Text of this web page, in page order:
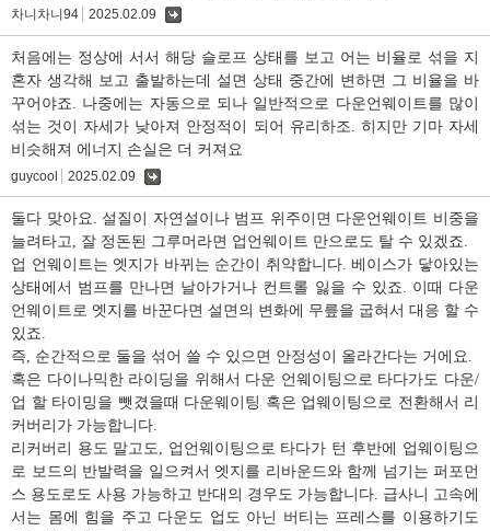
차니차니94 2025.02.09
처음에는 정상에 서서 해당 슬로프 상태를 보고 어는 비율로 섞을 지
혼자 생각해 보고 출발하는데 설면 상태 중간에 변하면 그 비율을 바
꾸어야죠. 나중에는 자동으로 되나 일반적으로 다운언웨이트를 많이
섞는 것이 자세가 낮아져 안정적이 되어 유리하조. 히지만 기마 자세
비슷해져 에너지 손실은 더 커져요
guycool 2025.02.09
둘다 맞아요. 설질이 자연설이나 범프 위주이면 다운언웨이트 비중을
늘려타고, 잘 정돈된 그루머라면 업언웨이트 만으로도 탈 수 있겠죠.
업 언웨이트는 엣지가 바뀌는 순간이 취약합니다. 베이스가 닿아있는
상태에서 범프를 만나면 날아가거나 컨트롤 잃을 수 있죠. 이때 다운
언웨이트로 엣지를 바꾼다면 설면의 변화에 무릎을 굽혀서 대응 할 수
있죠.
즉, 순간적으로 둘을 섞어 쓸 수 있으면 안정성이 올라간다는 거에요.
혹은 다이나믹한 라이딩을 위해서 다운 언웨이팅으로 타다가도 다운/
업 할 타이밍을 뺏겼을때 다운웨이팅 혹은 업웨이팅으로 전환해서 리
커버리가 가능합니다.
리커버리 용도 말고도, 업언웨이팅으로 타다가 턴 후반에 업웨이팅으
로 보드의 반발력을 일으켜서 엣지를 리바운드와 함께 넘기는 퍼포먼
스 용도로도 사용 가능하고 반대의 경우도 가능합니다. 급사니 고속에
서는 몸에 힘을 주고 다운도 업도 아닌 버티는 프레스를 이용하기도